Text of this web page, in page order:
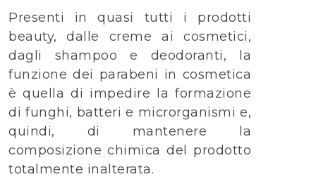
Presenti in quasi tutti i prodotti
beauty, dalle creme ai cosmetici,
dagli shampoo e deodoranti, la
funzione dei parabeni in cosmetica
è quella di impedire la formazione
di funghi, batteri e microrganismi e,
quindi, di mantenere la
composizione chimica del prodotto
totalmente inalterata.